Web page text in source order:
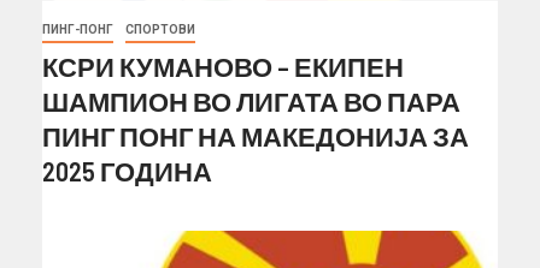
ПИНГ-ПОНГ СПОРТОВИ
КСРИ КУМАНОВО – ЕКИПЕН
ШАМПИОН ВО ЛИГАТА ВО ПАРА
ПИНГ ПОНГ НА МАКЕДОНИЈА ЗА
2025 ГОДИНА